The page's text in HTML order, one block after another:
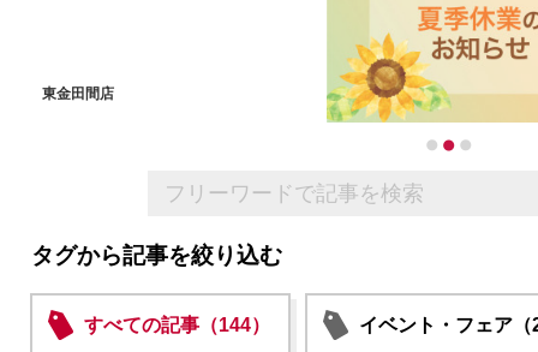
タグから記事を絞り込む
すべての記事（144） イベント・フェア（